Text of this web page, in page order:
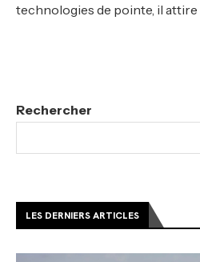
technologies de pointe, il attire …
Rechercher
LES DERNIERS ARTICLES